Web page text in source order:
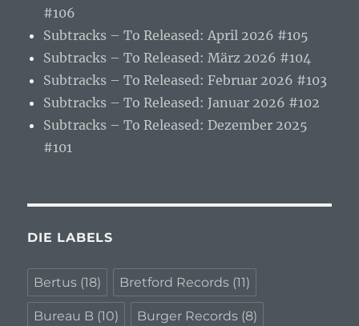
#106
Subtracks – To Released: April 2026 #105
Subtracks – To Released: März 2026 #104
Subtracks – To Released: Februar 2026 #103
Subtracks – To Released: Januar 2026 #102
Subtracks – To Released: Dezember 2025
#101
DIE LABELS
Bertus (18) Bretford Records (11)
Bureau B (10) Burger Records (8)